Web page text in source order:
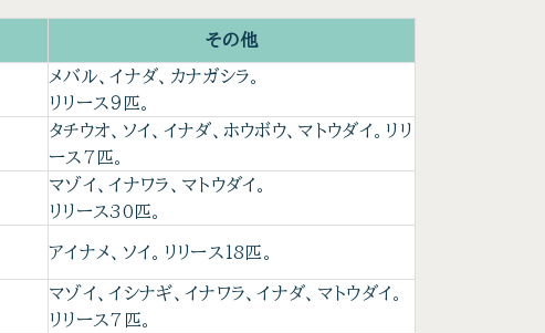
その他
メバル、イナダ、カナガシラ。
リリース９匹。
タチウオ、ソイ、イナダ、ホウボウ、マトウダイ。リリ
ース7匹。
マゾイ、イナワラ、マトウダイ。
リリース30匹。
アイナメ、ソイ。リリース18匹。
マゾイ、イシナギ、イナワラ、イナダ、マトウダイ。
リリース7匹。